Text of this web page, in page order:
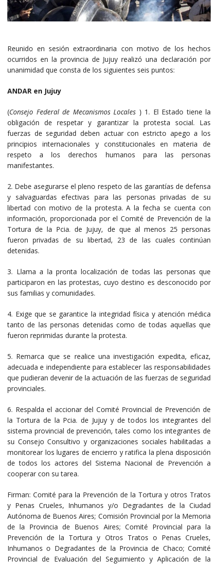
Reunido en sesión extraordinaria con motivo de los hechos
ocurridos en la provincia de Jujuy realizó una declaración por
unanimidad que consta de los siguientes seis puntos:
ANDAR en Jujuy
(Consejo Federal de Mecanismos Locales ) 1. El Estado tiene la
obligación de respetar y garantizar la protesta social. Las
fuerzas de seguridad deben actuar con estricto apego a los
principios internacionales y constitucionales en materia de
respeto a los derechos humanos para las personas
manifestantes.
2. Debe asegurarse el pleno respeto de las garantías de defensa
y salvaguardas efectivas para las personas privadas de su
libertad con motivo de la protesta. A la fecha se cuenta con
información, proporcionada por el Comité de Prevención de la
Tortura de la Pcia. de Jujuy, de que al menos 25 personas
fueron privadas de su libertad, 23 de las cuales continúan
detenidas.
3. Llama a la pronta localización de todas las personas que
participaron en las protestas, cuyo destino es desconocido por
sus familias y comunidades.
4. Exige que se garantice la integridad física y atención médica
tanto de las personas detenidas como de todas aquellas que
fueron reprimidas durante la protesta.
5. Remarca que se realice una investigación expedita, eficaz,
adecuada e independiente para establecer las responsabilidades
que pudieran devenir de la actuación de las fuerzas de seguridad
provinciales.
6. Respalda el accionar del Comité Provincial de Prevención de
la Tortura de la Pcia. de Jujuy y de todos los integrantes del
sistema provincial de prevención, tales como los integrantes de
su Consejo Consultivo y organizaciones sociales habilitadas a
monitorear los lugares de encierro y ratifica la plena disposición
de todos los actores del Sistema Nacional de Prevención a
cooperar con su tarea.
Firman: Comité para la Prevención de la Tortura y otros Tratos
y Penas Crueles, Inhumanos y/o Degradantes de la Ciudad
Autónoma de Buenos Aires; Comisión Provincial por la Memoria
de la Provincia de Buenos Aires; Comité Provincial para la
Prevención de la Tortura y Otros Tratos o Penas Crueles,
Inhumanos o Degradantes de la Provincia de Chaco; Comité
Provincial de Evaluación del Seguimiento y Aplicación de la